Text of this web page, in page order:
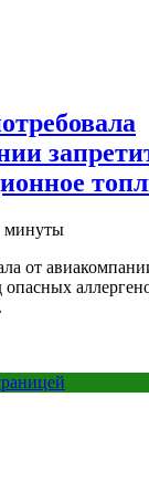
минуты
от
опасных